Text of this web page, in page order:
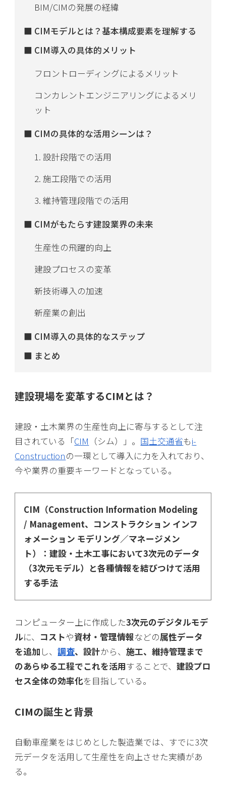
BIM/CIMの発展の経緯
CIMモデルとは？基本構成要素を理解する
CIM導入の具体的メリット
フロントローディングによるメリット
コンカレントエンジニアリングによるメリ
ット
CIMの具体的な活用シーンは？
1. 設計段階での活用
2. 施工段階での活用
3. 維持管理段階での活用
CIMがもたらす建設業界の未来
生産性の飛躍的向上
建設プロセスの変革
新技術導入の加速
新産業の創出
CIM導入の具体的なステップ
まとめ
建設現場を変革するCIMとは？
建設・土木業界の生産性向上に寄与するとして注
目されている「CIM （シム）」。 国土交通省もi-
Constructionの一環として導入に力を入れており、
今や業界の重要キーワードとなっている。
CIM（Construction Information Modeling
/ Management、コンストラクション インフ
ォメーション モデリング／マネージメン
ト）：建設・土木工事において3次元のデータ
（3次元モデル）と各種情報を結びつけて活用
する手法
コンピューター上に作成した3次元のデジタルモデ
ルに、 コストや資材・管理情報などの属性データ
を追加 し、調査、設計から、施工、維持管理まで
のあらゆる工程でこれを活用することで、建設プロ
セス全体の効率化を目指している。
CIMの誕生と背景
自動車産業をはじめとした製造業では、すでに3次
元データを活用して生産性を向上させた実績があ
る。